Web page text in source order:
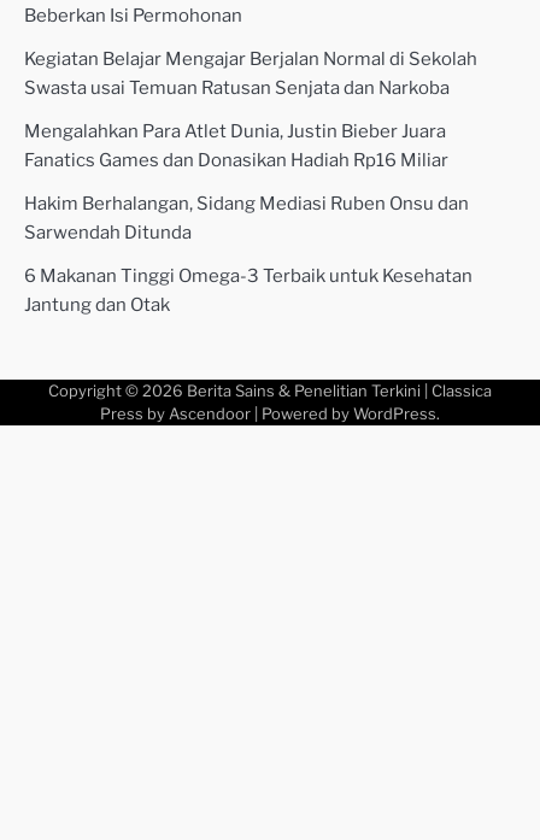
Beberkan Isi Permohonan
Kegiatan Belajar Mengajar Berjalan Normal di Sekolah
Swasta usai Temuan Ratusan Senjata dan Narkoba
Mengalahkan Para Atlet Dunia, Justin Bieber Juara
Fanatics Games dan Donasikan Hadiah Rp16 Miliar
Hakim Berhalangan, Sidang Mediasi Ruben Onsu dan
Sarwendah Ditunda
6 Makanan Tinggi Omega-3 Terbaik untuk Kesehatan
Jantung dan Otak
Copyright © 2026 Berita Sains & Penelitian Terkini | Classica
Press by Ascendoor | Powered by WordPress.